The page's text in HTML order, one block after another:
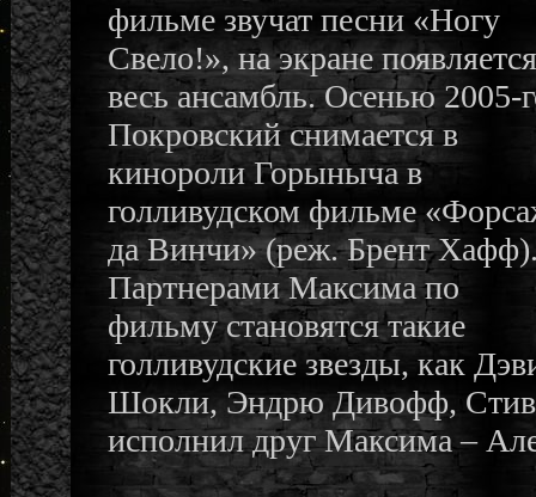
фильме звучат песни «Ногу
Свело!», на экране появляется
весь ансамбль. Осенью 2005-
Покровский снимается в
кинороли Горыныча в
голливудском фильме
да Винчи» (реж. Брент
Партнерами Максима по
фильму становятся такие
голливудские звезды, как
Шокли, Эндрю Дивофф,
исполнил друг Максима –